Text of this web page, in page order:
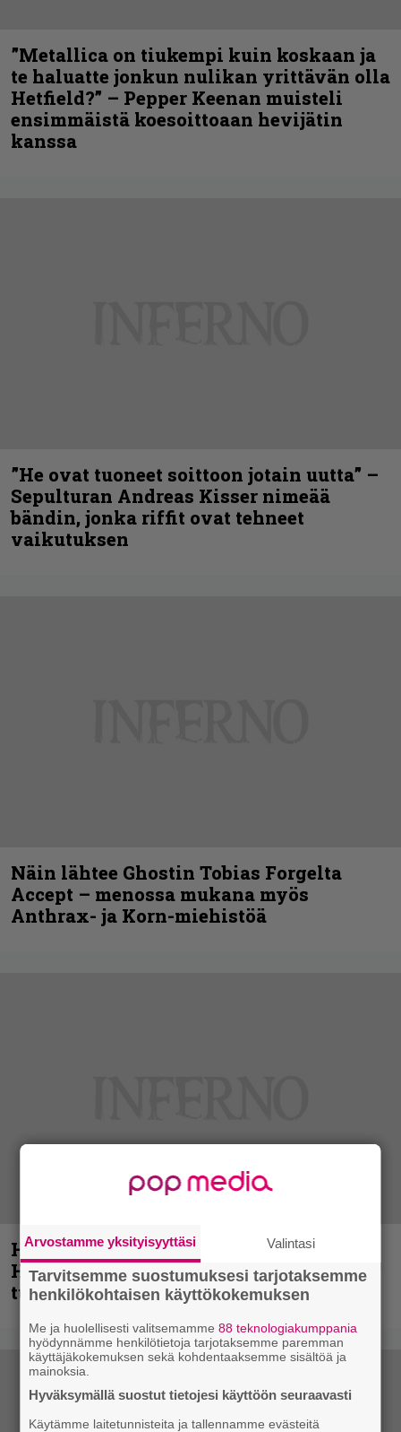
”Metallica on tiukempi kuin koskaan ja
te haluatte jonkun nulikan yrittävän olla
Hetfield?” – Pepper Keenan muisteli
ensimmäistä koesoittoaan hevijätin
kanssa
”He ovat tuoneet soittoon jotain uutta” –
Sepulturan Andreas Kisser nimeää
bändin, jonka riffit ovat tehneet
vaikutuksen
Näin lähtee Ghostin Tobias Forgelta
Accept – menossa mukana myös
Anthrax- ja Korn-miehistöä
Helloween- ja Gamma Ray -mies Kai
Hansen julkaisi uuden maistiaisen
tulevalta soololevyltä
Arvostamme yksityisyyttäsi Valintasi
Tarvitsemme suostumuksesi tarjotaksemme
henkilökohtaisen käyttökokemuksen
Me ja huolellisesti valitsemamme88 teknologiakumppania
hyödynnämme henkilötietoja tarjotaksemme paremman
käyttäjäkokemuksen sekä kohdentaaksemme sisältöä ja
mainoksia.
Hyväksymällä suostut tietojesi käyttöön seuraavasti
Käytämme laitetunnisteita ja tallennamme evästeitä